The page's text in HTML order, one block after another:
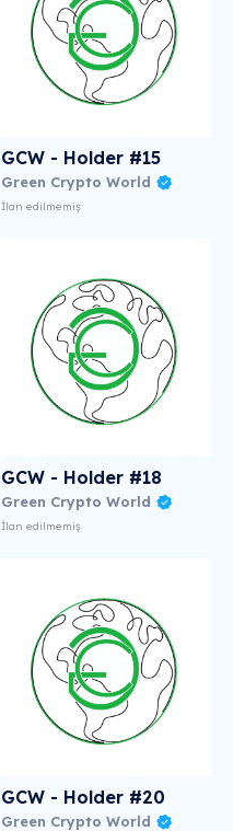
GCW - Holder #15
Green Crypto World
İlan edilmemiş
GCW - Holder #18
Green Crypto World
İlan edilmemiş
GCW - Holder #20
Green Crypto World